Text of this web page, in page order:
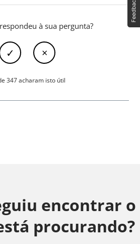
à sua pergunta?
347 acharam isto útil
encontrar o
procurando?